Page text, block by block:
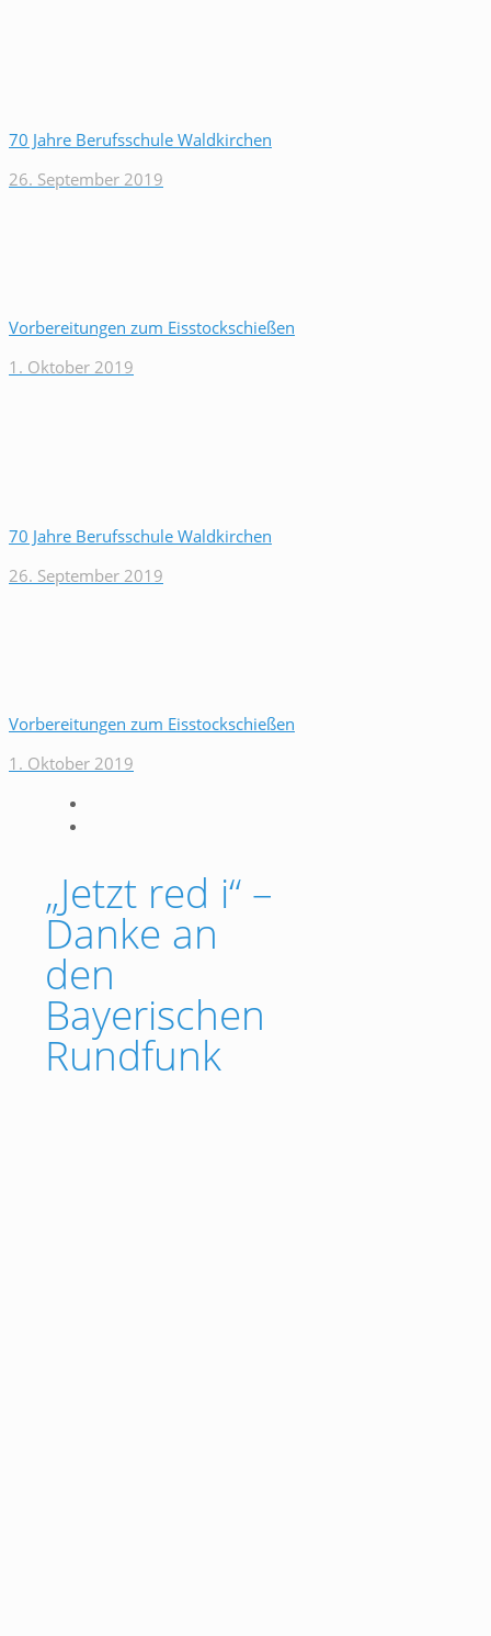
70 Jahre Berufsschule Waldkirchen
26. September 2019
Vorbereitungen zum Eisstockschießen
1. Oktober 2019
70 Jahre Berufsschule Waldkirchen
26. September 2019
Vorbereitungen zum Eisstockschießen
1. Oktober 2019
„Jetzt red i“ –
Danke an
den
Bayerischen
Rundfunk